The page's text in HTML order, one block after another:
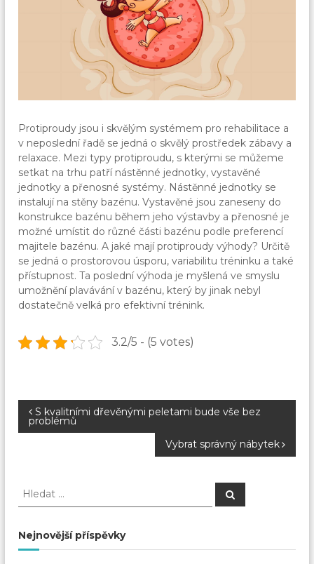
Protiproudy jsou i skvělým systémem pro rehabilitace a
v neposlední řadě se jedná o skvělý prostředek zábavy a
relaxace. Mezi typy protiproudu, s kterými se můžeme
setkat na trhu patří nástěnné jednotky, vystavěné
jednotky a přenosné systémy. Nástěnné jednotky se
instalují na stěny bazénu. Vystavěné jsou zaneseny do
konstrukce bazénu během jeho výstavby a přenosné je
možné umístit do různé části bazénu podle preferencí
majitele bazénu. A jaké mají protiproudy výhody? Určitě
se jedná o prostorovou úsporu, variabilitu tréninku a také
přístupnost. Ta poslední výhoda je myšlená ve smyslu
umožnění plavávání v bazénu, který by jinak nebyl
dostatečně velká pro efektivní trénink.
3.2/5 - (5 votes)
N
i
g
S kvalitními dřevěnými peletami bude vše bez
problémů
Vybrat správný nábytek
H
d
a
H
l
Nejnovější příspěvky